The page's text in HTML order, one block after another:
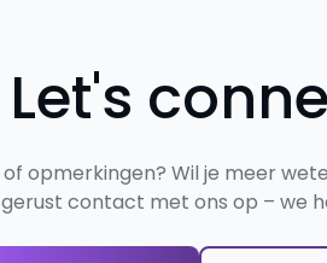
Let's
opmerkingen? Wil je meer
contact met ons op – we